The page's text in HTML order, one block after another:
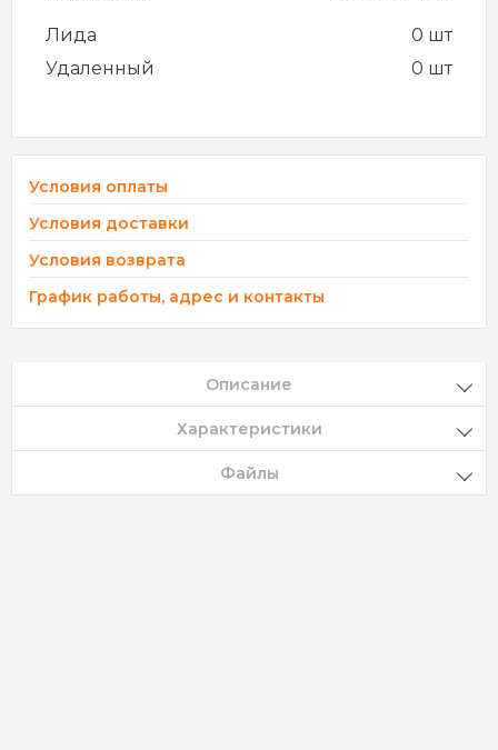
Лида
0 шт
Удаленный
0 шт
Условия оплаты
Условия доставки
Условия возврата
График работы, адрес и контакты
Описание
Характеристики
Файлы